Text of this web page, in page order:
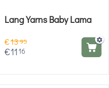
Lang Yarns Baby Lama
€1395
€1116